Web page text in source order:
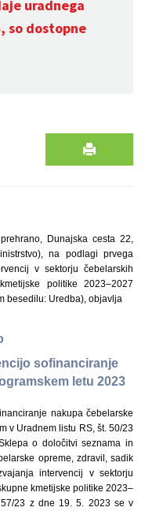
uradnega
so dostopne
Dunajska cesta 22,
na podlagi prvega
v sektorju čebelarskih
politike 2023–2027
besedilu: Uredba), objavlja
sofinanciranje
letu 2023
nakupa čebelarske
v Uradnem listu RS, št. 50/23
o določitvi seznama in
opreme, zdravil, sadik
intervencij v sektorju
kmetijske politike 2023–
23 z dne 19. 5. 2023 se v